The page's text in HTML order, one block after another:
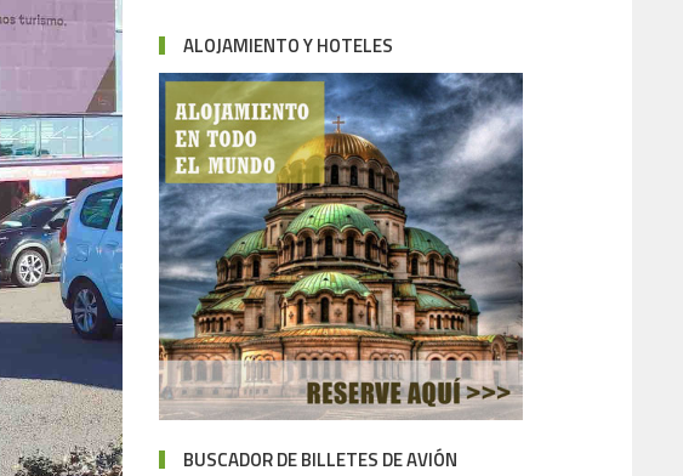
ALOJAMIENTO Y HOTELES
BUSCADOR DE BILLETES DE AVIÓN